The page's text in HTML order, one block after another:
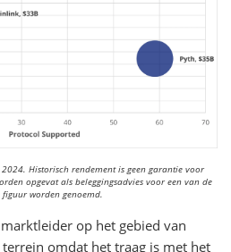
Historisch rendement is geen garantie voor
opgevat als beleggingsadvies voor een van de
worden genoemd.
op het gebied van
omdat het traag is met het